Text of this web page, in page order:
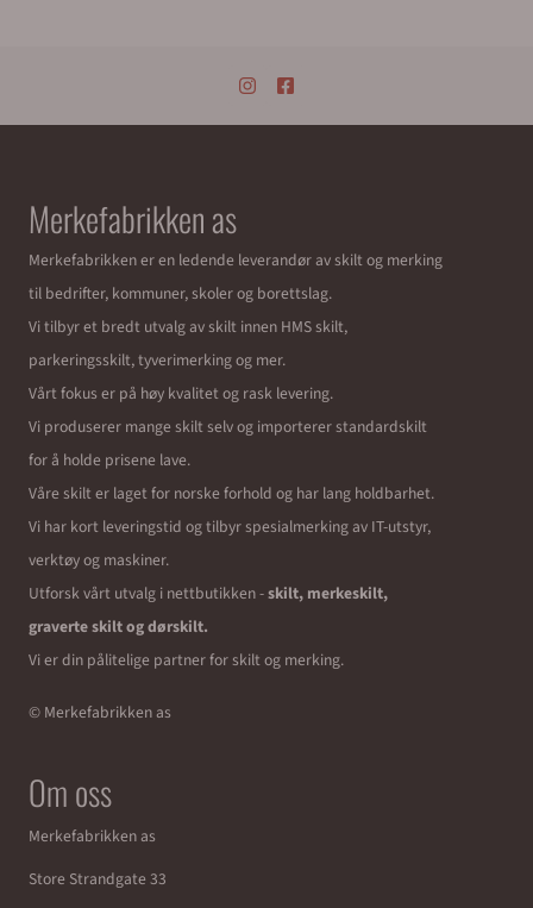
Merkefabrikken as
Merkefabrikken er en ledende leverandør av skilt og merking
til bedrifter, kommuner, skoler og borettslag.
Vi tilbyr et bredt utvalg av skilt innen HMS skilt,
parkeringsskilt, tyverimerking og mer.
Vårt fokus er på høy kvalitet og rask levering.
Vi produserer mange skilt selv og importerer standardskilt
for å holde prisene lave.
Våre skilt er laget for norske forhold og har lang holdbarhet.
Vi har kort leveringstid og tilbyr spesialmerking av IT-utstyr,
verktøy og maskiner.
Utforsk vårt utvalg i nettbutikken -skilt, merkeskilt,
graverte skilt og dørskilt.
Vi er din pålitelige partner for skilt og merking.
© Merkefabrikken as
Om oss
Merkefabrikken as
Store Strandgate 33